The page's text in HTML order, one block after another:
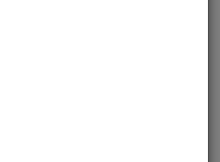
ent­hal­ten In­for­ma­tio­nen
Ge­schlecht, Äl­te­re, Aus­
und wei­te­re Merk­ma­le.